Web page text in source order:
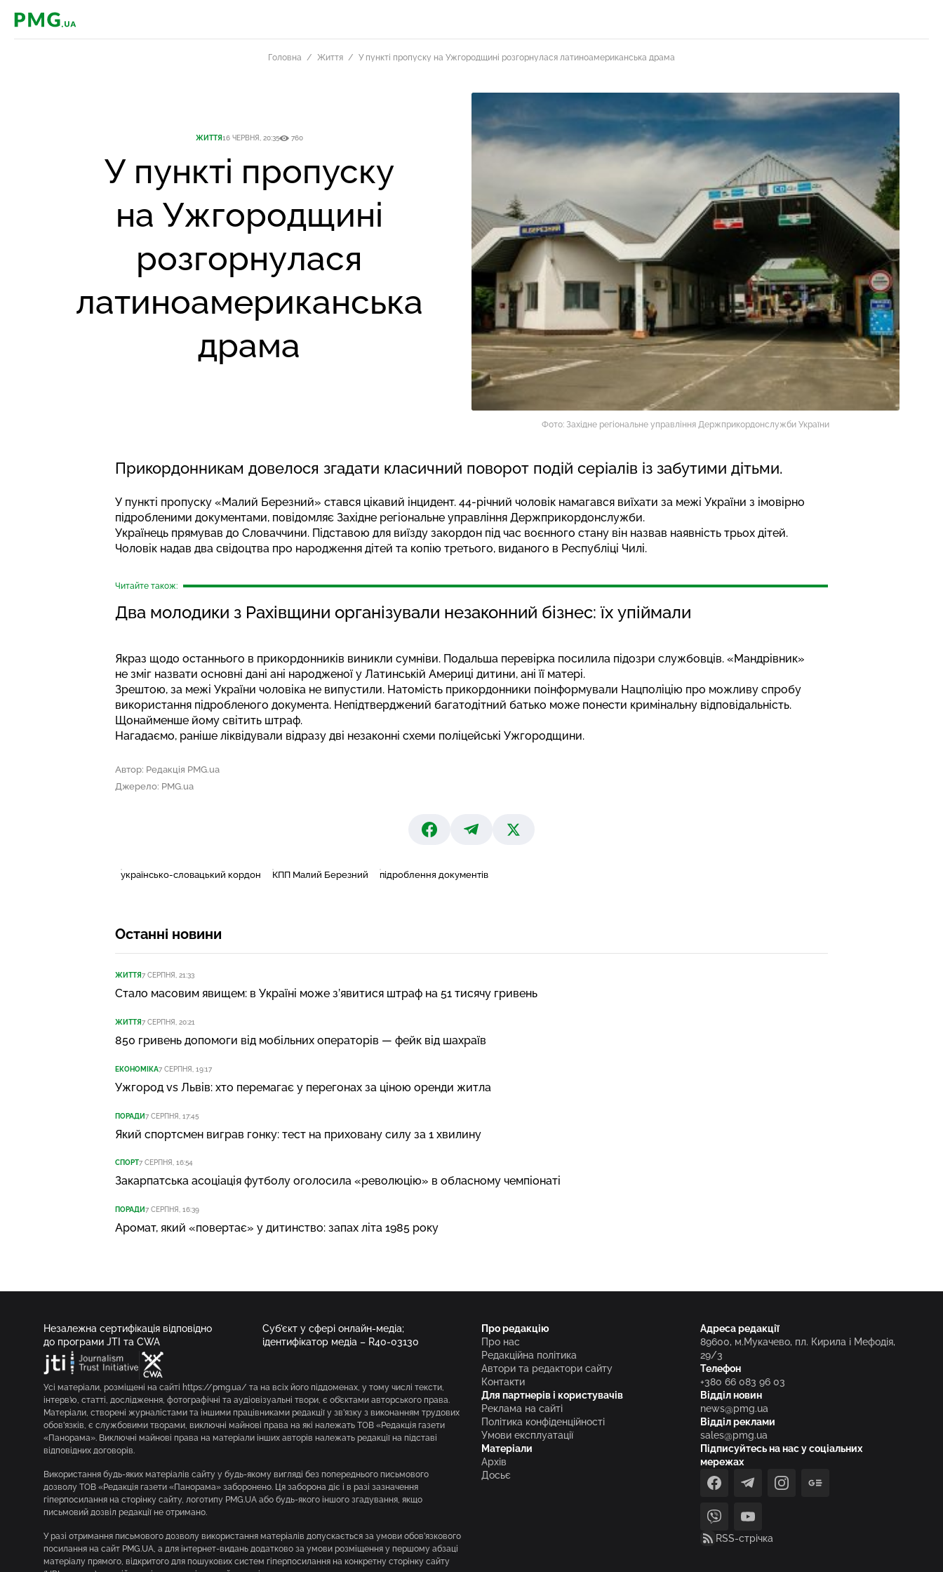
PMG.ua
Головна Життя У пункті пропуску на Ужгородщині розгорнулася латиноамериканська драма
ЖИТТЯ16 ЧЕРВНЯ, 20:35 760
У пункті пропуску
на Ужгородщині
розгорнулася
латиноамериканська
драма
Фото: Західне регіональне управління Держприкордонслужби України
Прикордонникам довелося згадати класичний поворот подій серіалів із забутими дітьми.
У пункті пропуску «Малий Березний» стався цікавий інцидент. 44-річний чоловік намагався виїхати за межі України з імовірно
підробленими документами, повідомляє Західне регіональне управління Держприкордонслужби.
Українець прямував до Словаччини. Підставою для виїзду закордон під час воєнного стану він назвав наявність трьох дітей.
Чоловік надав два свідоцтва про народження дітей та копію третього, виданого в Республіці Чилі.
Читайте також:
Два молодики з Рахівщини організували незаконний бізнес: їх упіймали
Якраз щодо останнього в прикордонників виникли сумніви. Подальша перевірка посилила підозри службовців. «Мандрівник»
не зміг назвати основні дані ані народженої у Латинській Америці дитини, ані її матері.
Зрештою, за межі України чоловіка не випустили. Натомість прикордонники поінформували Нацполіцію про можливу спробу
використання підробленого документа. Непідтверджений багатодітний батько може понести кримінальну відповідальність.
Щонайменше йому світить штраф.
Нагадаємо, раніше ліквідували відразу дві незаконні схеми поліцейські Ужгородщини.
Автор: Редакція PMG.ua
Джерело: PMG.ua
українсько-словацький кордон КПП Малий Березний підроблення документів
Останні новини
ЖИТТЯ7 СЕРПНЯ, 21:33
Стало масовим явищем: в Україні може з’явитися штраф на 51 тисячу гривень
ЖИТТЯ7 СЕРПНЯ, 20:21
850 гривень допомоги від мобільних операторів — фейк від шахраїв
ЕКОНОМІКА7 СЕРПНЯ, 19:17
Ужгород vs Львів: хто перемагає у перегонах за ціною оренди житла
ПОРАДИ7 СЕРПНЯ, 17:45
Який спортсмен виграв гонку: тест на приховану силу за 1 хвилину
СПОРТ7 СЕРПНЯ, 16:54
Закарпатська асоціація футболу оголосила «революцію» в обласному чемпіонаті
ПОРАДИ7 СЕРПНЯ, 16:39
Аромат, який «повертає» у дитинство: запах літа 1985 року
Незалежна сертифікація відповідно
до програми JTI та CWA
Суб’єкт у сфері онлайн-медіа;
ідентифікатор медіа – R40-03130
Усі матеріали, розміщені на сайті https://pmg.ua/ та на всіх його піддоменах, у тому числі тексти,
інтерв’ю, статті, дослідження, фотографічні та аудіовізуальні твори, є об’єктами авторського права.
Матеріали, створені журналістами та іншими працівниками редакції у зв’язку з виконанням трудових
обов’язків, є службовими творами, виключні майнові права на які належать ТОВ «Редакція газети
«Панорама». Виключні майнові права на матеріали інших авторів належать редакції на підставі
відповідних договорів.
Використання будь-яких матеріалів сайту у будь-якому вигляді без попереднього письмового
дозволу ТОВ «Редакція газети «Панорама» заборонено. Ця заборона діє і в разі зазначення
гіперпосилання на сторінку сайту, логотипу PMG.UA або будь-якого іншого згадування, якщо
письмовий дозвіл редакції не отримано.
У разі отримання письмового дозволу використання матеріалів допускається за умови обов’язкового
посилання на сайт PMG.UA, а для інтернет-видань додатково за умови розміщення у першому абзаці
матеріалу прямого, відкритого для пошукових систем гіперпосилання на конкретну сторінку сайту
Про редакцію
Про нас
Редакційна політика
Автори та редактори сайту
Контакти
Для партнерів і користувачів
Реклама на сайті
Політика конфіденційності
Умови експлуатації
Матеріали
Архів
Досьє
Адреса редакції
89600, м.Мукачево, пл. Кирила і Мефодія,
29/3
Телефон
+380 66 083 96 03
Відділ новин
news@pmg.ua
Відділ реклами
sales@pmg.ua
Підписуйтесь на нас у соціальних
мережах
facebooktelegraminstagramgoogle_news
viber
youtube
RSS-стрічка